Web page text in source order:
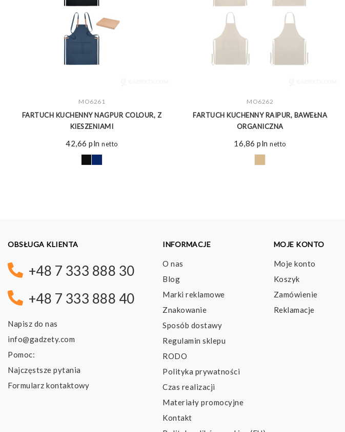
ZOBACZ WIĘCEJ
MO6261
FARTUCH KUCHENNY NAGPUR COLOUR, Z
KIESZENIAMI
42,66pln netto
ZOBACZ WIĘCEJ
MO6262
FARTUCH KUCHENNY RAIPUR, BAWEŁNA
ORGANICZNA
16,86pln netto
OBSŁUGA KLIENTA
+48 7 333 888 30
+48 7 333 888 40
Napisz do nas
info@gadzety.com
Pomoc:
Najczęstsze pytania
Formularz kontaktowy
INFORMACJE
O nas
Blog
Marki reklamowe
Znakowanie
Sposób dostawy
Regulamin sklepu
RODO
Polityka prywatności
Czas realizacji
Materiały promocyjne
Kontakt
MOJE KONTO
Moje konto
Koszyk
Zamówienie
Reklamacje